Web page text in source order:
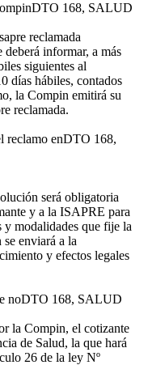
DTO 168, SALUD
reclamada
informar, a más
siguientes al
días hábiles, contados
la Compin emitirá su
reclamada.
reclamo enDTO 168,
será obligatoria
y a la ISAPRE para
modalidades que fije la
enviará a la
y efectos legales
noDTO 168, SALUD
la Compin, el cotizante
de Salud, la que hará
26 de la ley Nº